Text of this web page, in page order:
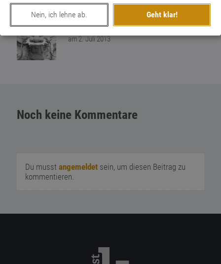
Nein, ich lehne ab. Geht klar!
erschaffen von
am 2. Juli 2013
Noch keine Kommentare
Du musst angemeldetsein, um diesen Beitrag zu
kommentieren.